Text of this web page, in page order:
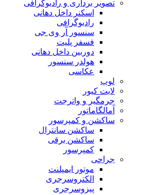
تصویر برداری و رادیوگرافی
اسکنر داخل دهانی
رادیوگرافی
سنسور آر وی جی
فسفر پلیت
دوربین داخل دهانی
هولدر سنسور
عکاسی
لوپ
لایت کیور
جرمگیر و واترجت
آمالگاماتور
ساکشن و کمپرسور
ساکشن سانترال
ساکشن برقی
کمپرسور
جراحی
موتور ایمپلنت
الکتروسرجری
پیزوسرجری